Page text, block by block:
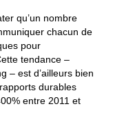
qu’un nombre
chacun de
pour
tendance –
– est d’ailleurs bien
durables
entre 2011 et